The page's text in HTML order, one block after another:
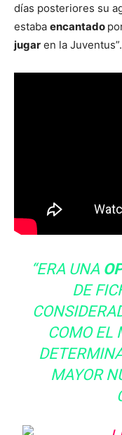
días posteriores su
estaba encantado
jugar en la Juventus”.
“ERA UNA
DE
COMO EL
MAYOR